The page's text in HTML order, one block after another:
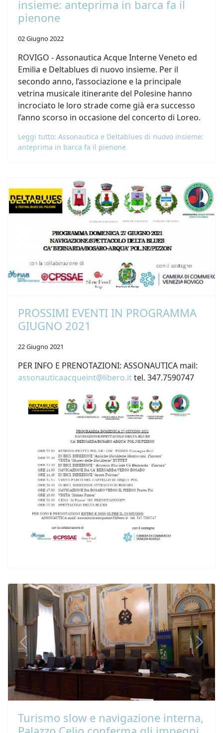
insieme: anteprima in barca fa il
pienone
02 Giugno 2022
ROVIGO - Assonautica Acque Interne Veneto ed
Emilia e Deltablues di nuovo insieme. Per il
secondo anno, l’associazione e la principale
vetrina musicale itinerante del Polesine hanno
incrociato le loro strade come già era successo
l’anno scorso in occasione del concerto di Loreo.
Leggi tutto: Assonautica e Deltablues di nuovo insieme:
anteprima in barca fa il pienone
PROSSIMI EVENTI IN PROGRAMMA
GIUGNO 2021
22 Giugno 2021
PER INFO E PRENOTAZIONI: ASSONAUTICA mail:
assonauticaacqueint@libero.ittel. 347.7590747
Previous Next
Turismo slow e navigazione interna,